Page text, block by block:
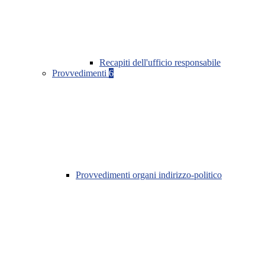
Recapiti dell'ufficio responsabile
Provvedimenti 6
Provvedimenti organi indirizzo-politico